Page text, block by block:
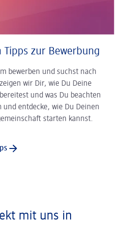
Tipps zur Bewerbung
bewerben und suchst nach
wir Dir, wie Du Deine
und was Du beachten
entdecke, wie Du Deinen
starten kannst.
mit uns in